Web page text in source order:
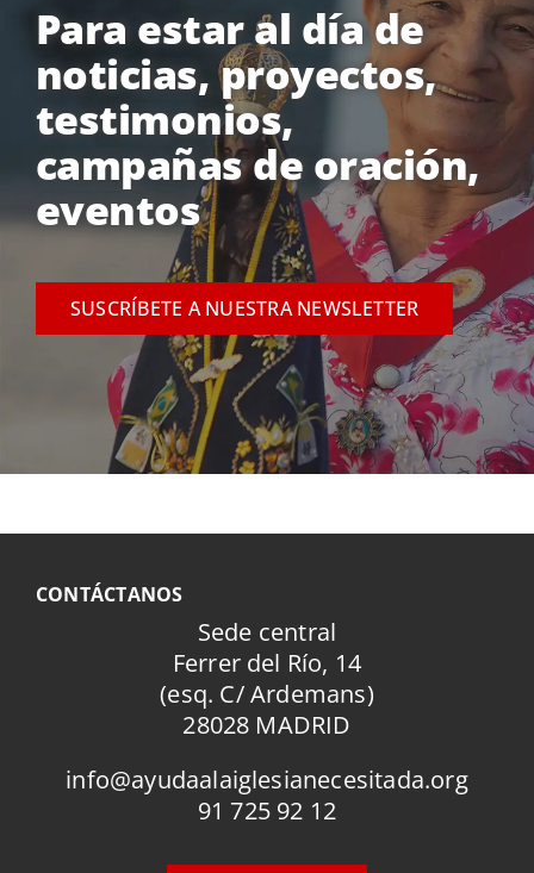
Para estar al día de
noticias, proyectos,
testimonios,
campañas de oración,
eventos
SUSCRÍBETE A NUESTRA NEWSLETTER
CONTÁCTANOS
Sede central
Ferrer del Río, 14
(esq. C/ Ardemans)
28028 MADRID
info@ayudaalaiglesianecesitada.org
91 725 92 12